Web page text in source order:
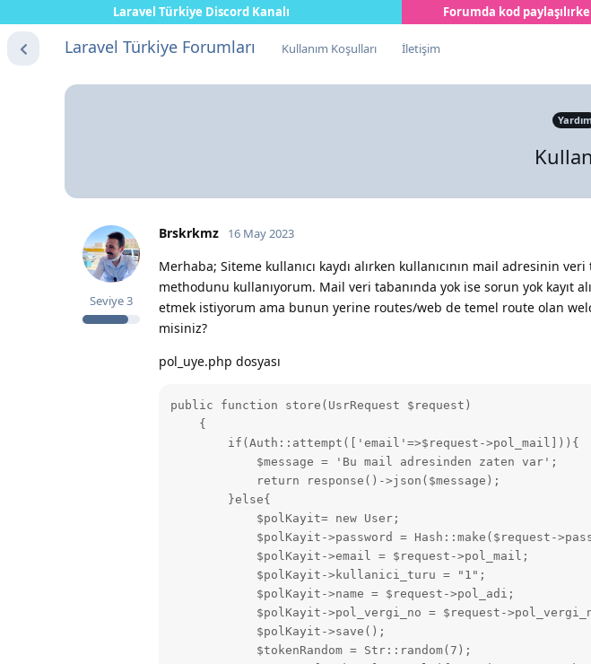
Laravel Türkiye Discord Kanalı Forumda kod
Laravel Türkiye Forumları Kullanım Koşulları İletişim
Yardım
Brskrkmz
Seviye3
16 May 2023
Merhaba; Siteme kullanıcı kaydı alırken kullanıcının mail adresinin
methodunu kullanıyorum. Mail veri tabanında yok ise sorun yok kayıt
etmek istiyorum ama bunun yerine routes/web de temel route olan
misiniz?
pol_uye.php dosyası
public function store(UsrRequest $request)
    {
        if(Auth::attempt(['email'=>$request->pol_mail])){
            $message = 'Bu mail adresinden zaten var';
            return response()->json($message);
        }else{
            $polKayit= new User;
$polKayit->password = Hash::make($request-
            $polKayit->email = $request->pol_mail;
            $polKayit->kullanici_turu = "1";
            $polKayit->name = $request->pol_adi;
$polKayit->pol_vergi_no = $request-
            $polKayit->save();
            $tokenRandom = Str::random(7);